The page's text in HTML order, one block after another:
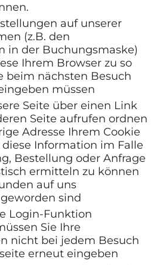
auf unserer
(z.B. den
in der Buchungsmaske)
Ihrem Browser zu so
beim nächsten Besuch
müssen
Seite über einen Link
Seite aufrufen ordnen
Adresse Ihrem Cookie
Information im Falle
Bestellung oder Anfrage
ermitteln zu können
auf uns
sind
Login-Funktion
Sie Ihre
nicht bei jedem Besuch
erneut eingeben